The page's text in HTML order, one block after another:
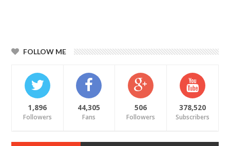
FOLLOW ME
1,896
Followers
44,305
Fans
506
Followers
378,520
Subscribers